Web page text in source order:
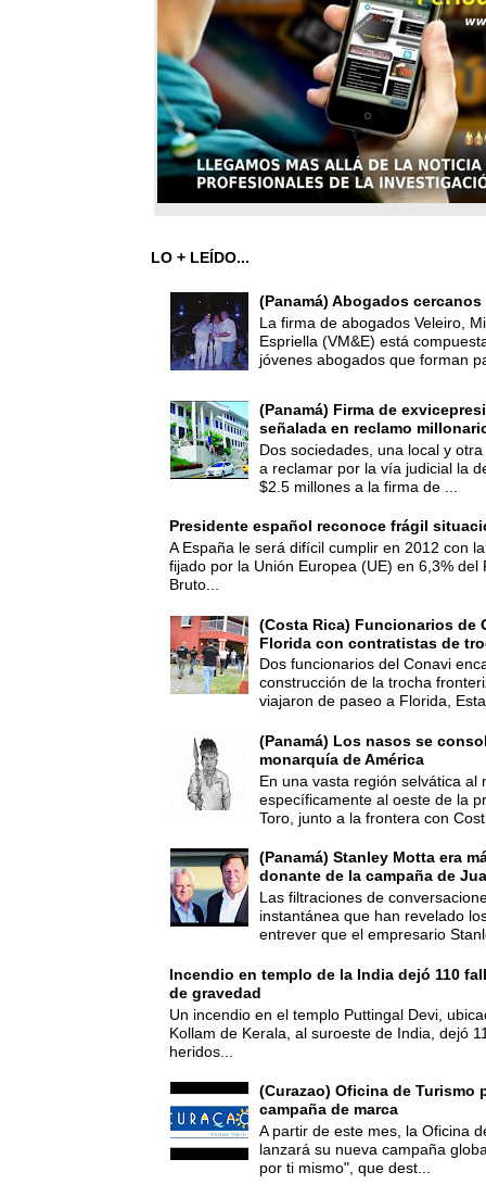
LO + LEÍDO...
(Panamá) Abogados
La firma de abogados Veleiro,
Espriella (VM&E) está
jóvenes abogados que forman
(Panamá) Firma de
señalada en reclamo
Dos sociedades, una local y
a reclamar por la vía judicial la
$2.5 millones a la firma de ...
Presidente español reconoce frágil
A España le será difícil cumplir en 2012 con
fijado por la Unión Europea (UE) en 6,3% del
Bruto...
(Costa Rica) Funcionarios de
Florida con contratistas de
Dos funcionarios del Conavi
construcción de la trocha
viajaron de paseo a Florida,
(Panamá) Los nasos se
monarquía de América
En una vasta región selvática al
específicamente al oeste de la
Toro, junto a la frontera con
(Panamá) Stanley Motta era
donante de la campaña de
Las filtraciones de
instantánea que han revelado
entrever que el empresario
Incendio en templo de la India dejó 110
de gravedad
Un incendio en el templo Puttingal Devi,
Kollam de Kerala, al suroeste de India, dejó
heridos...
(Curazao) Oficina de Turismo
campaña de marca
A partir de este mes, la Oficina
lanzará su nueva campaña
por ti mismo", que dest...